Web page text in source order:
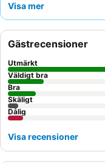
njutning året runt.
frukostalternativen,
lugnare vistelse kan
huvudvägen.
Visa mer
Gästrecensioner
Utmärkt
Väldigt bra
Bra
Skäligt
Dålig
Visa recensioner